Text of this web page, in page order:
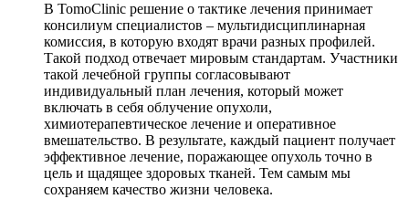
В TomoClinic решение о тактике лечения принимает
консилиум специалистов – мультидисциплинарная
комиссия, в которую входят врачи разных профилей.
Такой подход отвечает мировым стандартам. Участники
такой лечебной группы согласовывают
индивидуальный план лечения, который может
включать в себя облучение опухоли,
химиотерапевтическое лечение и оперативное
вмешательство. В результате, каждый пациент получает
эффективное лечение, поражающее опухоль точно в
цель и щадящее здоровых тканей. Тем самым мы
сохраняем качество жизни человека.